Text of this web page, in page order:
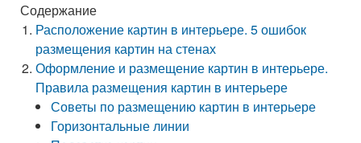
Содержание
Расположение картин в интерьере. 5 ошибок
размещения картин на стенах
Оформление и размещение картин в интерьере.
Правила размещения картин в интерьере
Советы по размещению картин в интерьере
Горизонтальные линии